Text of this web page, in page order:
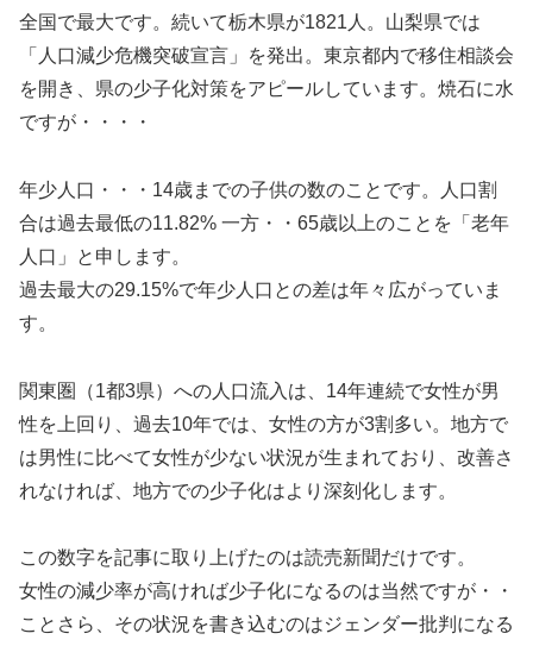
全国で最大です。続いて栃木県が1821人。山梨県では
「人口減少危機突破宣言」を発出。東京都内で移住相談会
を開き、県の少子化対策をアピールしています。焼石に水
ですが・・・・
年少人口・・・14歳までの子供の数のことです。人口割
合は過去最低の11.82% 一方・・65歳以上のことを「老年
人口」と申します。
過去最大の29.15%で年少人口との差は年々広がっていま
す。
関東圏（1都3県）への人口流入は、14年連続で女性が男
性を上回り、過去10年では、女性の方が3割多い。地方で
は男性に比べて女性が少ない状況が生まれており、改善さ
れなければ、地方での少子化はより深刻化します。
この数字を記事に取り上げたのは読売新聞だけです。
女性の減少率が高ければ少子化になるのは当然ですが・・
ことさら、その状況を書き込むのはジェンダー批判になる